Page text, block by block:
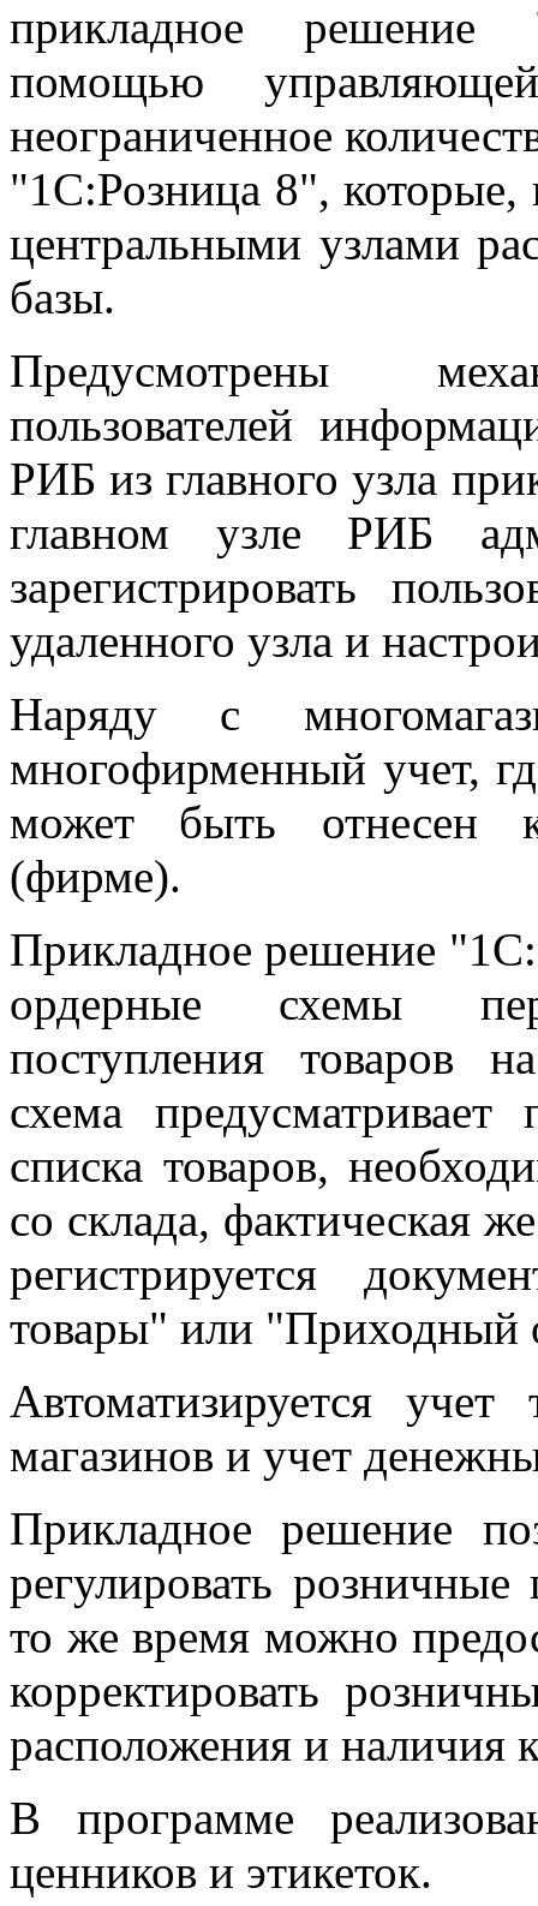
прикладное решение
помощью
неограниченное
"1С:Розница 8", которые,
центральными узлами
базы.
Предусмотрены
пользователей
РИБ из главного узла
главном узле РИБ
зарегистрировать
удаленного узла и
Наряду с
многофирменный учет,
может быть отнесен к
(фирме).
Прикладное решение
ордерные схемы
поступления товаров
схема предусматривает
списка товаров,
со склада, фактическая
регистрируется
товары" или "Приходный
Автоматизируется
магазинов и учет
Прикладное решение
регулировать
то же время можно
корректировать
расположения и наличия
В программе
ценников и этикеток.